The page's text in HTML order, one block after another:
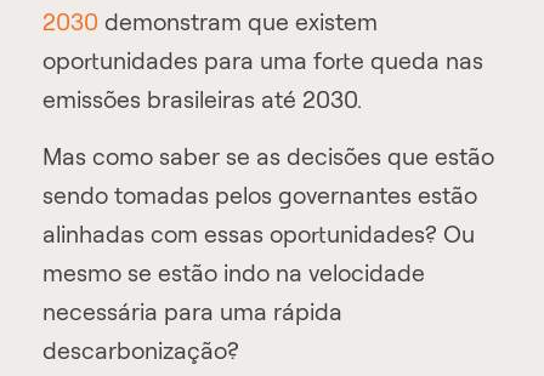
2030 demonstram que existem
oportunidades para uma forte queda nas
emissões brasileiras até 2030.
Mas como saber se as decisões que estão
sendo tomadas pelos governantes estão
alinhadas com essas oportunidades? Ou
mesmo se estão indo na velocidade
necessária para uma rápida
descarbonização?